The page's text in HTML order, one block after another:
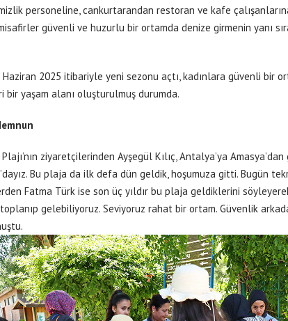
personeline, cankurtarandan restoran ve kafe
güvenli ve huzurlu bir ortamda denize girmenin yanı
Haziran 2025 itibariyle yeni sezonu açtı, kadınlara güvenli bir
bir yaşam alanı oluşturulmuş durumda.
ziyaretçilerinden Ayşegül Kılıç, Antalya’ya
Bu plaja da ilk defa dün geldik, hoşumuza gitti. Bugün
Fatma Türk ise son üç yıldır bu plaja geldiklerini
gelebiliyoruz. Seviyoruz rahat bir ortam. Güvenlik